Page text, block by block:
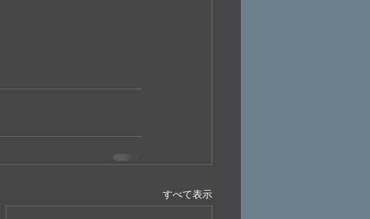
すべて表示